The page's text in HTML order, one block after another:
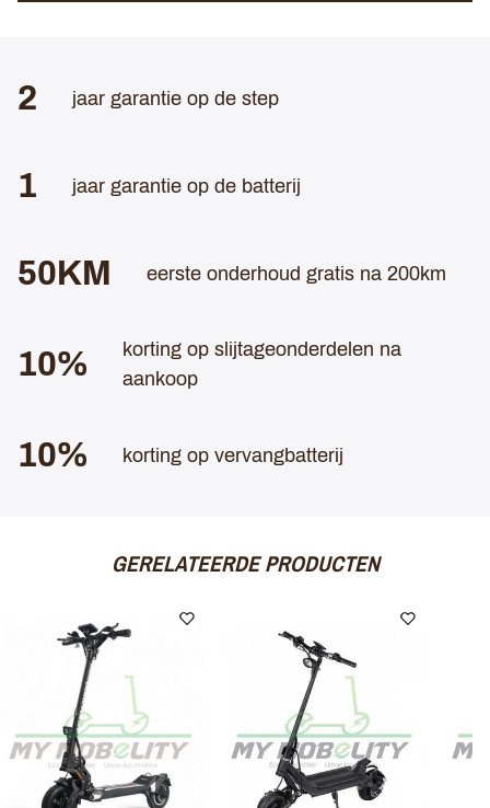
2 jaar garantie op de step
1 jaar garantie op de batterij
50KM eerste onderhoud gratis na 200km
10%
korting op slijtageonderdelen na
aankoop
10% korting op vervangbatterij
GERELATEERDE PRODUCTEN